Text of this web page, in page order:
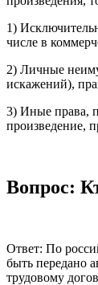
1)
числе в
2) Личные
искажений),
3) Иные права,
произведение,
Вопрос:
Ответ: По
быть передано
трудовому